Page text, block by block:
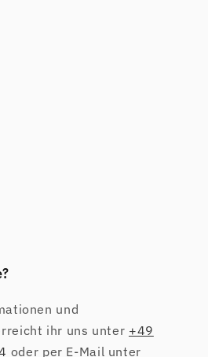
und
ihr uns unter +49
oder per E-Mail unter